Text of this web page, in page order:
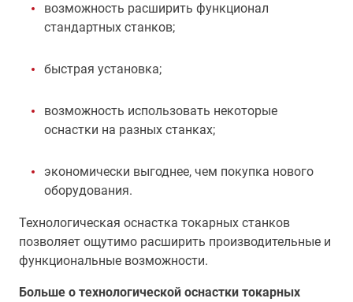
возможность расширить функционал
стандартных станков;
быстрая установка;
возможность использовать некоторые
оснастки на разных станках;
экономически выгоднее, чем покупка нового
оборудования.
Технологическая оснастка токарных станков
позволяет ощутимо расширить производительные и
функциональные возможности.
Больше о технологической оснастки токарных